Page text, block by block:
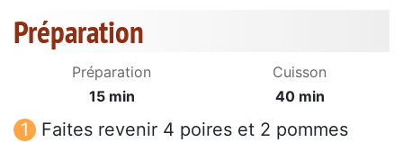
Préparation
Préparation
15 min
Cuisson
40 min
Faites revenir 4 poires et 2 pommes